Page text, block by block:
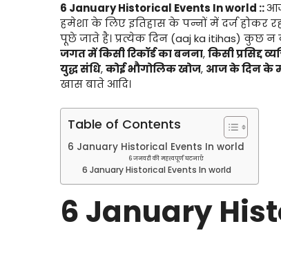
6 January Historical Events In world ::
हमेशा के लिए इतिहास के पन्नों में दर्ज होकर
पूछे जाते है। प्रत्येक दिन (aaj ka itihas) कुछ न
जगत में किसी रिकॉर्ड का बनना,किसी प्रसिद्द
युद्ध संधि,कोई भौगोलिक खोज, आज के दिन के
खास बाते आदि।
Table of Contents
6 January Historical Events In world
6 जनवरी की महत्त्वपूर्ण घटनाएँ
6 January Historical Events In world
6 January